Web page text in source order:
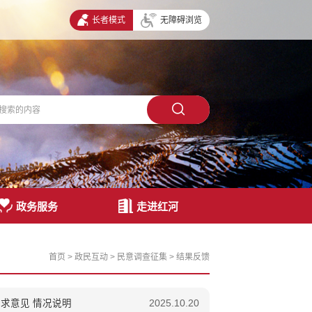
长者模式 无障碍浏览
政务服务 走进红河
首页 > 政民互动 > 民意调查征集 > 结果反馈
意见 情况说明 2025.10.20